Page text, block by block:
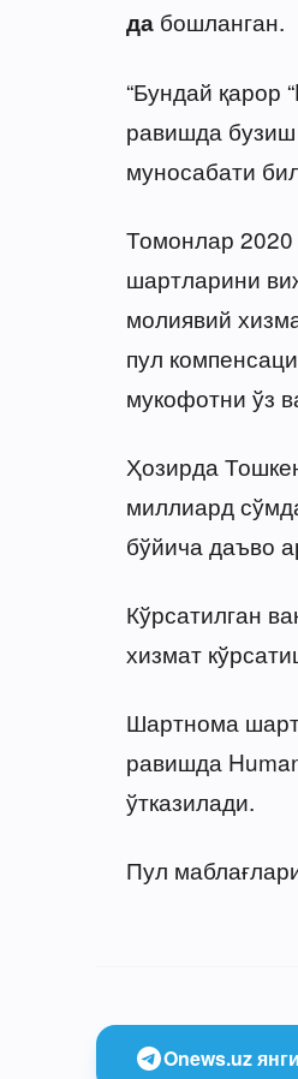
дабошланган.
“Бундай
равишда
муносабати
Томонлар 2020
шартларини
молиявий
пул
мукофотни ўз
Ҳозирда
миллиард
бўйича даъво
Кўрсатилган
хизмат
Шартнома
равишда
ўтказилади.
Пул
Onews.uz